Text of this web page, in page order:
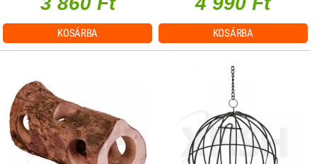
KOSÁRBA KOSÁRBA